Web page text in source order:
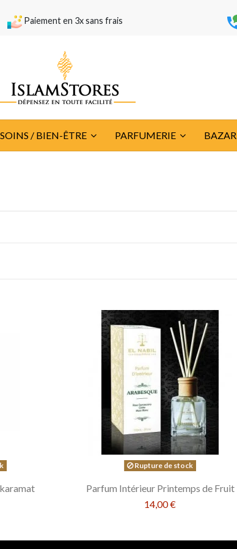
Paiement en 3x sans frais
SOINS / BIEN-ÊTRE PARFUMERIE BAZAR
Rupture de stock
Parfum Intérieur Printemps de Fruit
14,00 €